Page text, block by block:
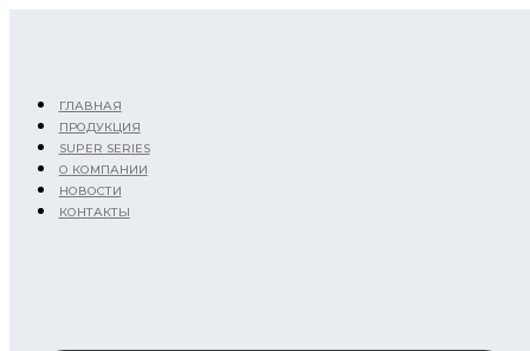
ГЛАВНАЯ
ПРОДУКЦИЯ
SUPER SERIES
О КОМПАНИИ
НОВОСТИ
КОНТАКТЫ